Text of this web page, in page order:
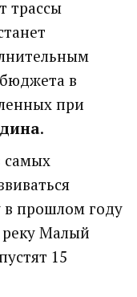
трассы
в
при
.
самых
в прошлом году
реку Малый
15